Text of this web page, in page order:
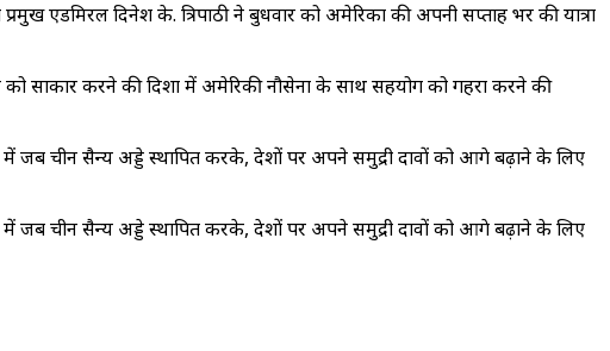
एडमिरल दिनेश के. त्रिपाठी ने बुधवार को अमेरिका की अपनी सप्ताह भर की यात्रा
को साकार करने की दिशा में अमेरिकी नौसेना के साथ सहयोग को गहरा करने की
में जब चीन सैन्य अड्डे स्थापित करके, देशों पर अपने समुद्री दावों को आगे बढ़ाने के लिए
में जब चीन सैन्य अड्डे स्थापित करके, देशों पर अपने समुद्री दावों को आगे बढ़ाने के लिए